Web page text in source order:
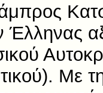
Έλληνας
Με